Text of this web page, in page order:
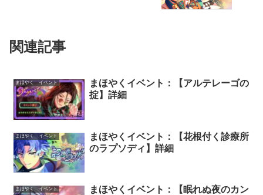
関連記事
まほやく イベント
まほやくイベント：【アルテレーゴの
掟】詳細
まほやく イベント
まほやくイベント：【花根付く診療所
のラプソディ】詳細
まほやく イベント
まほやくイベント：【眠れぬ夜のカン